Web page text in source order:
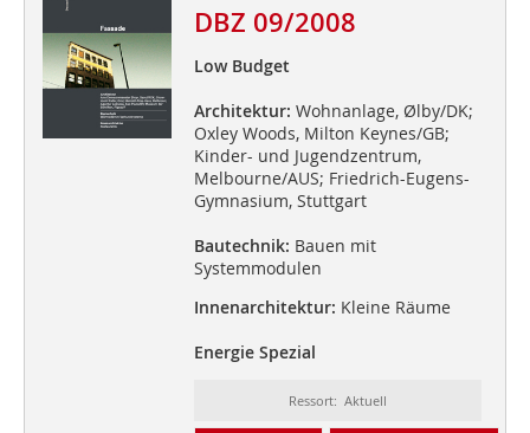
DBZ 09/2008
Low Budget
Architektur: Wohnanlage, Ølby/DK;
Oxley Woods, Milton Keynes/GB;
Kinder- und Jugendzentrum,
Melbourne/AUS; Friedrich-Eugens-
Gymnasium, Stuttgart
Bautechnik: Bauen mit
Systemmodulen
Innenarchitektur: Kleine Räume
Energie Spezial
Ressort: Aktuell